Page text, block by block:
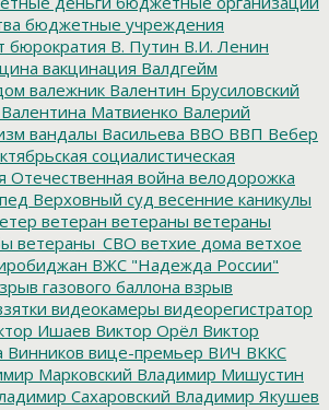
бюджетные учреждения
бюрократия В. Путин В.И. Ленин
вакцинация Валдгейм
валежник Валентин Брусиловский
Валентина Матвиенко Валерий
вандалы Васильева ВВО ВВП Вебер
социалистическая
Отечественная война велодорожка
Верховный суд весенние каникулы
ветеран ветераны ветераны
ветераны_СВО ветхие дома ветхое
ВЖС "Надежда России"
газового баллона взрыв
видеокамеры видеорегистратор
Ишаев Виктор Орёл Виктор
Винников вице-премьер ВИЧ ВККС
Марковский Владимир Мишустин
Сахаровский Владимир Якушев